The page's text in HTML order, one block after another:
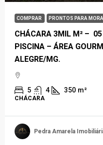
COMPRAR PRONTOS PARA
CHÁCARA 3MIL M² –
PISCINA – ÁREA
ALEGRE/MG.
5 4 350 m²
CHÁCARA
Pedra Amarela